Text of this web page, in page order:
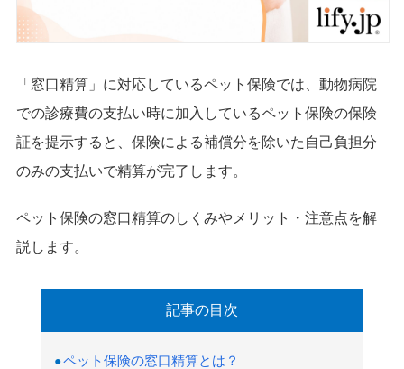
「窓口精算」に対応しているペット保険では、動物病院
での診療費の支払い時に加入しているペット保険の保険
証を提示すると、保険による補償分を除いた自己負担分
のみの支払いで精算が完了します。
ペット保険の窓口精算のしくみやメリット・注意点を解
説します。
記事の目次
ペット保険の窓口精算とは？